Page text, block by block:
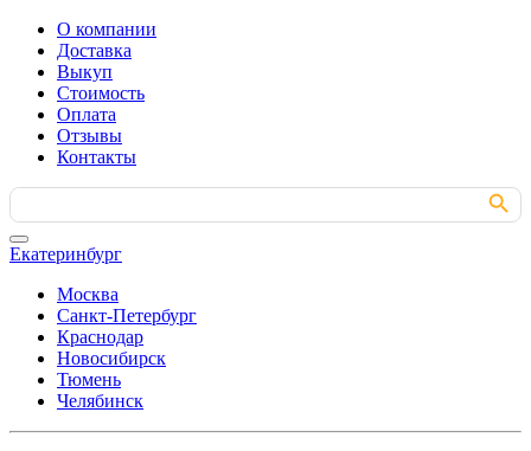
О компании
Доставка
Выкуп
Стоимость
Оплата
Отзывы
Контакты
Search
for:
Search Button
Екатеринбург
Москва
Санкт-Петербург
Краснодар
Новосибирск
Тюмень
Челябинск